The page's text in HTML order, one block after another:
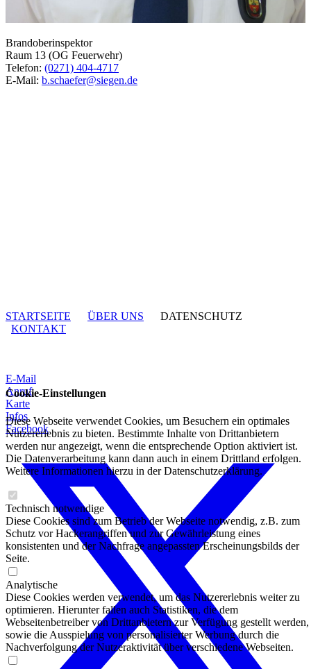
Brandoberinspektor
Raum 13 (OG Feuerwehr)
Telefon: (0271) 404-4717
E-Mail: b.schaefer@siegen.de
STARTSEITE ÜBER UNS DATENSCHUTZ
KONTAKT
Cookie-Einstellungen
Diese Webseite verwendet Cookies, um Besuchern ein optimales
Nutzererlebnis zu bieten. Bestimmte Inhalte von Drittanbietern
werden nur angezeigt, wenn die entsprechende Option aktiviert ist.
Die Datenverarbeitung kann dann auch in einem Drittland erfolgen.
Weitere Informationen hierzu in der Datenschutzerklärung.
Technisch notwendige
Diese Cookies sind zum Betrieb der Webseite notwendig, z.B. zum
Schutz vor Hackerangriffen und zur Gewährleistung eines
konsistenten und der Nachfrage angepassten Erscheinungsbilds der
Seite.
Analytische
Diese Cookies werden verwendet, um das Nutzererlebnis weiter zu
optimieren. Hierunter fallen auch Statistiken, die dem
Webseitenbetreiber von Drittanbietern zur Verfügung gestellt werden,
sowie die Ausspielung von personalisierter Werbung durch die
Nachverfolgung der Nutzeraktivität über verschiedene Webseiten.
E-Mail
Anruf
Karte
Infos
Facebook